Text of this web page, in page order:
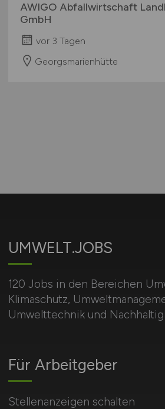
AWIGO Abfallwirtschaft
GmbH
vor 3 Tagen
Georgsmarienhütte
UMWELT.JOBS
120 Jobs in den Bereichen
Klimaschutz,
Umwelttechnik und
Für Arbeitgeber
Stellenanzeigen schalten